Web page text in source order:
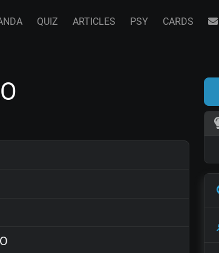
QUIZ ARTICLES PSY CARDS